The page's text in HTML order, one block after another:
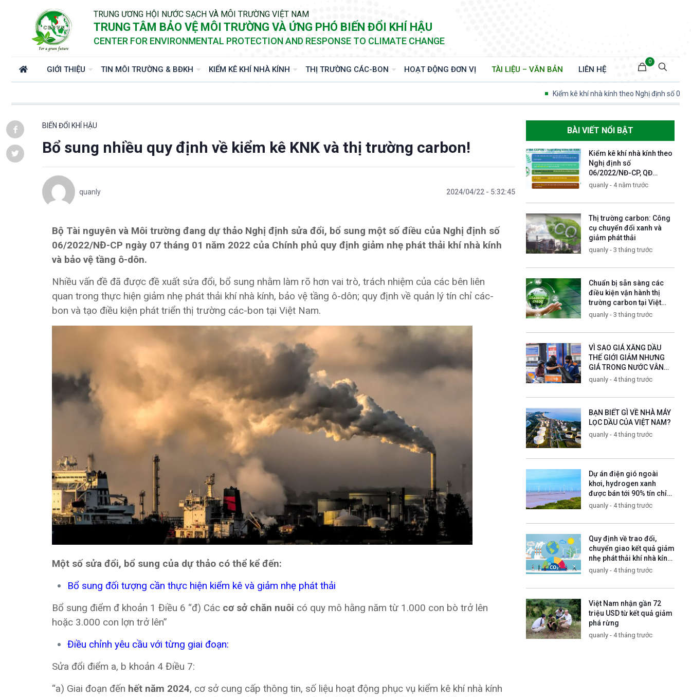
TRUNG ƯƠNG HỘI NƯỚC SẠCH VÀ MÔI TRƯỜNG VIỆT NAM
TRUNG TÂM BẢO VỆ MÔI TRƯỜNG VÀ ỨNG PHÓ BIẾN ĐỔI KHÍ HẬU
CENTER FOR ENVIRONMENTAL PROTECTION AND RESPONSE TO CLIMATE CHANGE
GIỚI THIỆU TIN MÔI TRƯỜNG & BĐKH KIỂM KÊ KHÍ NHÀ KÍNH THỊ TRƯỜNG CÁC-BON HOẠT ĐỘNG ĐƠN VỊ TÀI LIỆU – VĂN BẢN LIÊN HỆ
0
Kiểm kê khí nhà kính theo Nghị định số 06/
BIẾN ĐỔI KHÍ HẬU
Bổ sung nhiều quy định về kiểm kê KNK và thị trường carbon!
quanly 2024/04/22 - 5:32:45
Bộ Tài nguyên và Môi trường đang dự thảo Nghị định sửa đổi, bổ sung một số điều của Nghị định số
06/2022/NĐ-CP ngày 07 tháng 01 năm 2022 của Chính phủ quy định giảm nhẹ phát thải khí nhà kính
và bảo vệ tầng ô-dôn.
Nhiều vấn đề đã được đề xuất sửa đổi, bổ sung nhằm làm rõ hơn vai trò, trách nhiệm của các bên liên
quan trong thực hiện giảm nhẹ phát thải khí nhà kính, bảo vệ tầng ô-dôn; quy định về quản lý tín chỉ các-
bon và tạo điều kiện phát triển thị trường các-bon tại Việt Nam.
Một số sửa đổi, bổ sung của dự thảo có thể kể đến:
Bổ sung đối tượng cần thực hiện kiểm kê và giảm nhẹ phát thải
Bổ sung điểm đ khoản 1 Điều 6 “đ) Các cơ sở chăn nuôi có quy mô hằng năm từ 1.000 con bò trở lên
hoặc 3.000 con lợn trở lên”
Điều chỉnh yêu cầu với từng giai đoạn:
Sửa đổi điểm a, b khoản 4 Điều 7:
“a) Giai đoạn đến hết năm 2024, cơ sở cung cấp thông tin, số liệu hoạt động phục vụ kiểm kê khí nhà kính
BÀI VIẾT NỔI BẬT
Kiểm kê khí nhà kính theo
Nghị định số
06/2022/NĐ-CP, QĐ
13/2024 Trách nhiệm và
tiêu Net zero
quanly - 4 năm trước
Thị trường carbon: Công
cụ chuyển đổi xanh và
giảm phát thải
quanly - 3 tháng trước
Chuẩn bị sẵn sàng các
điều kiện vận hành thị
trường carbon tại Việt
Nam
quanly - 3 tháng trước
VÌ SAO GIÁ XĂNG DẦU
THẾ GIỚI GIẢM NHƯNG
GIÁ TRONG NƯỚC VẪN
TĂNG?
quanly - 4 tháng trước
BẠN BIẾT GÌ VỀ NHÀ MÁY
LỌC DẦU CỦA VIỆT NAM?
quanly - 4 tháng trước
Dự án điện gió ngoài
khơi, hydrogen xanh
được bán tới 90% tín chỉ
carbon
quanly - 4 tháng trước
Quy định về trao đổi,
chuyển giao kết quả giảm
nhẹ phát thải khí nhà kính
và tín chỉ các-bon
quanly - 4 tháng trước
Việt Nam nhận gần 72
triệu USD từ kết quả giảm
phá rừng
quanly - 4 tháng trước